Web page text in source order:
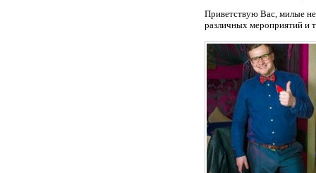
Приветствую Вас, милые
различных мероприятий и